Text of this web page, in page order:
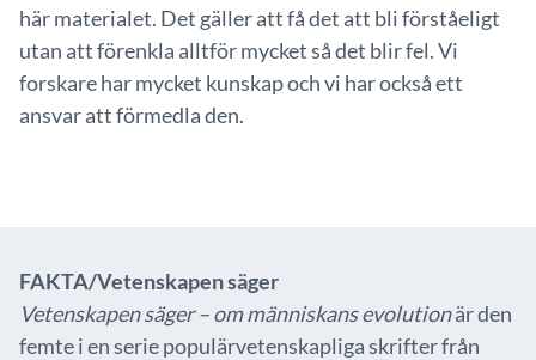
här materialet. Det gäller att få det att bli förståeligt
utan att förenkla alltför mycket så det blir fel. Vi
forskare har mycket kunskap och vi har också ett
ansvar att förmedla den.
FAKTA/Vetenskapen säger
Vetenskapen säger – om människans evolutionär den
femte i en serie populärvetenskapliga skrifter från